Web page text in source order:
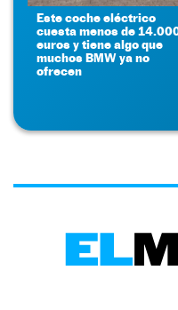
Este coche eléctrico
cuesta menos de
euros y tiene algo que
muchos BMW ya no
ofrecen